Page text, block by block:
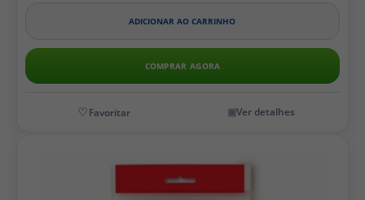
ADICIONAR AO CARRINHO
COMPRAR AGORA
Ver detalhes